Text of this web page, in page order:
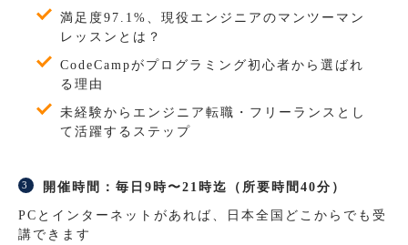
満足度97.1%、現役エンジニアのマンツーマン
レッスンとは？
CodeCampがプログラミング初心者から選ばれ
る理由
未経験からエンジニア転職・フリーランスとし
て活躍するステップ
開催時間：毎日9時〜21時迄（所要時間40分）
PCとインターネットがあれば、日本全国どこからでも受
講できます